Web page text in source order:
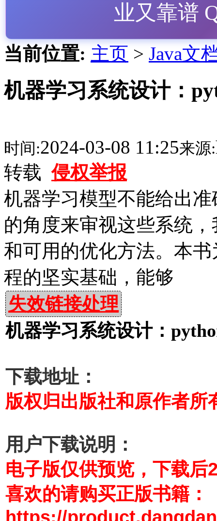
业又靠谱
当前位置: 主页 > Java文
机器学习系统设计：
时间:2024-03-08 11:25来源:
转载侵权举报
机器学习模型不能给出
的角度来审视这些系统
和可用的优化方法。本
程的坚实基础，能够
失效链接处理
机器学习系统设计：
下载地址：
版权归出版社和原作者
用户下载说明：
电子版仅供预览，下载
喜欢的请购买正版书籍：
https://